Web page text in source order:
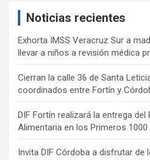
Noticias recientes
Exhorta IMSS Veracruz Sur a
llevar a niños a revisión médica
Cierran la calle 36 de Santa
coordinados entre Fortín y
DIF Fortín realizará la entrega
Alimentaria en los Primeros
Invita DIF Córdoba a disfrutar de